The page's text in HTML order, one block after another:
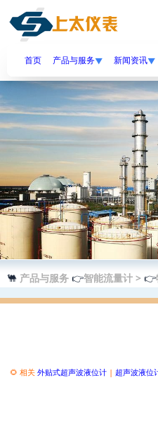
首页 产品与服务▼ 新闻资讯▼
//banner
🐫 产品与服务 👉智能流量计 > 👉
🌻 相关 外贴式超声波液位计 | 超声波液位